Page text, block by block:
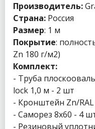
Производитель:
Страна: Россия
Размер: 1 м
Покрытие:
Zn 180 г/м2)
Комплект:
- Труба
lock 1,0 м - 2 шт
- Кронштейн Zn/
- Саморез 8х60 - 4
- Резиновый